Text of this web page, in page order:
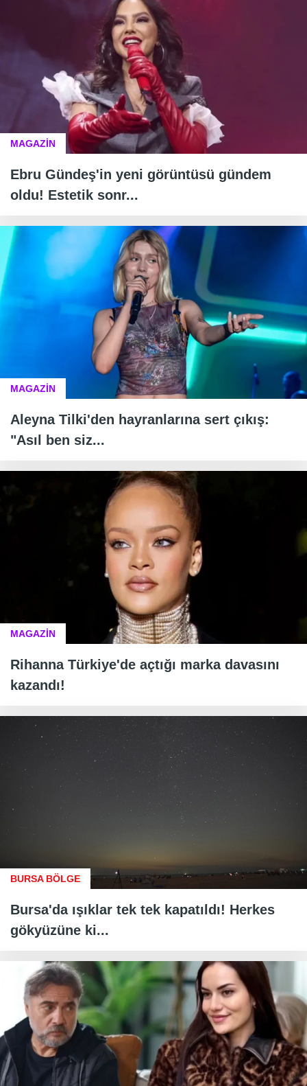
MAGAZİN
Ebru Gündeş'in yeni görüntüsü gündem
oldu! Estetik sonr...
MAGAZİN
Aleyna Tilki'den hayranlarına sert çıkış:
"Asıl ben siz...
MAGAZİN
Rihanna Türkiye'de açtığı marka davasını
kazandı!
BURSA BÖLGE
Bursa'da ışıklar tek tek kapatıldı! Herkes
gökyüzüne ki...